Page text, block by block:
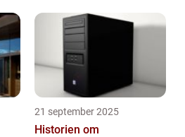
21 september 2025
Historien om